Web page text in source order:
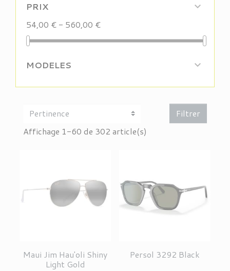
PRIX 
54,00 € - 560,00 €
MODELES 
Filtrer
Affichage 1-60 de 302 article(s)
Maui Jim Hau'oli Shiny
Light Gold
Persol 3292 Black